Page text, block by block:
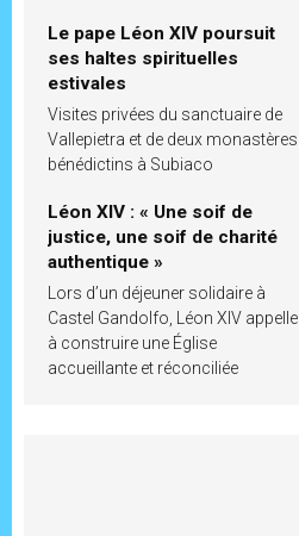
Le pape Léon XIV poursuit
ses haltes spirituelles
estivales
Visites privées du sanctuaire de
Vallepietra et de deux monastères
bénédictins à Subiaco
Léon XIV : « Une soif de
justice, une soif de charité
authentique »
Lors d’un déjeuner solidaire à
Castel Gandolfo, Léon XIV appelle
à construire une Église
accueillante et réconciliée